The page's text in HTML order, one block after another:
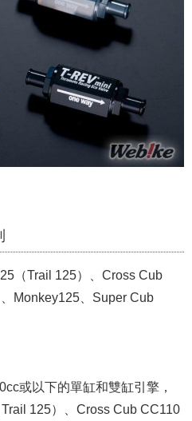
（Trail 125）、Cross Cub
Monkey125、Super Cub
或以下的單缸和雙缸引擎，
125）、Cross Cub CC110